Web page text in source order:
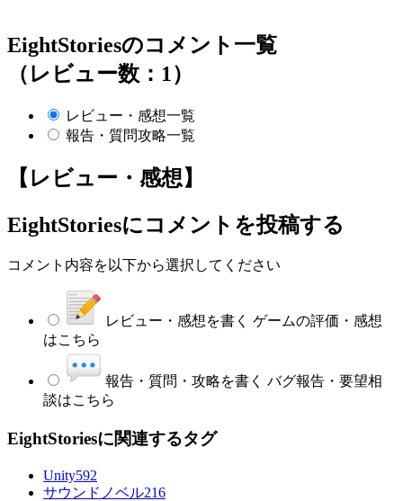
EightStoriesのコメント一覧
（レビュー数：1）
レビュー・感想一覧
報告・質問攻略一覧
【レビュー・感想】
EightStoriesにコメントを投稿する
コメント内容を以下から選択してください
レビュー・感想を書く ゲームの評価・感想
はこちら
報告・質問・攻略を書く バグ報告・要望相
談はこちら
EightStoriesに関連するタグ
Unity592
サウンドノベル216